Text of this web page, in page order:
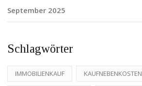
September 2025
Schlagwörter
IMMOBILIENKAUF KAUFNEBENKOSTEN